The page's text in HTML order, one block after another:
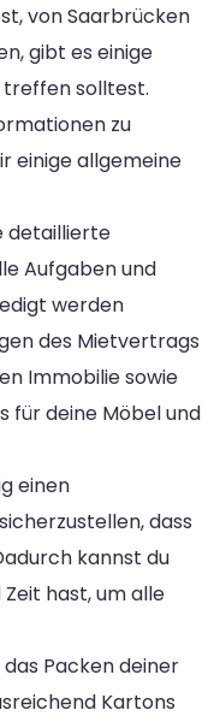
von Saarbrücken
gibt es einige
treffen solltest.
zu
einige allgemeine
detaillierte
Aufgaben und
werden
des Mietvertrags
Immobilie sowie
für deine Möbel und
einen
dass
kannst du
hast, um alle
Packen deiner
Kartons